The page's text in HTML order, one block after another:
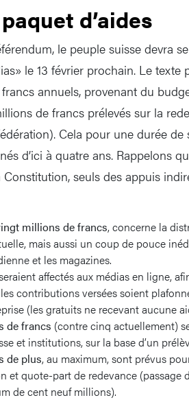
d’aides
le peuple suisse devra
le 13 février prochain. Le texte
annuels, provenant du
de francs prélevés sur la
Cela pour une durée de
d’ici à quatre ans. Rappelons
Constitution, seuls des appuis
millions de francs, concerne la
mais aussi un coup de pouce
et les magazines.
affectés aux médias en ligne,
contributions versées soient
(les gratuits ne recevant aucune
de francs (contre cinq actuellement)
et institutions, sur la base d’un
de plus, au maximum, sont prévus
et quote-part de redevance
de cent neuf millions).